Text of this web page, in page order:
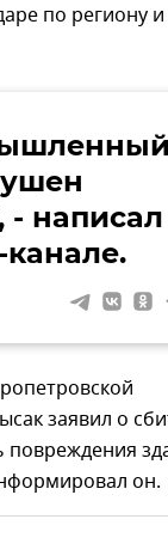
по региону и
- написал
заявил о
повреждения
он.